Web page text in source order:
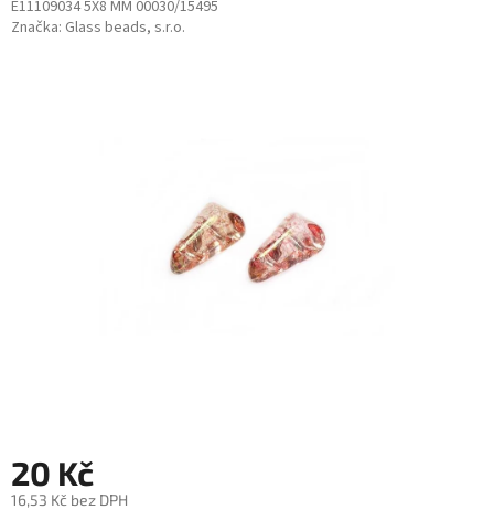
E11109034 5X8 MM 00030/15495
Značka: Glass beads, s.r.o.
20 Kč
16,53 Kč bez DPH